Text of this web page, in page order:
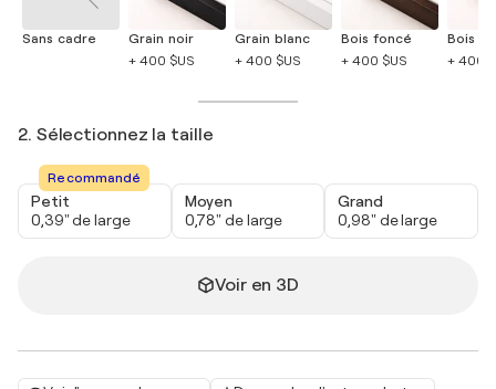
Sans cadre
Grain noir
+ 400 $US
Grain blanc
+ 400 $US
Bois foncé
+ 400 $US
Bois
+ 400
2. Sélectionnez la taille
Recommandé
Petit
0,39" de large
Moyen
0,78" de large
Grand
0,98" de large
Voir en 3D